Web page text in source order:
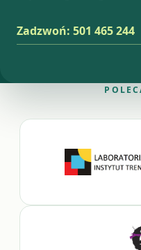
Zadzwoń: 501 465 244